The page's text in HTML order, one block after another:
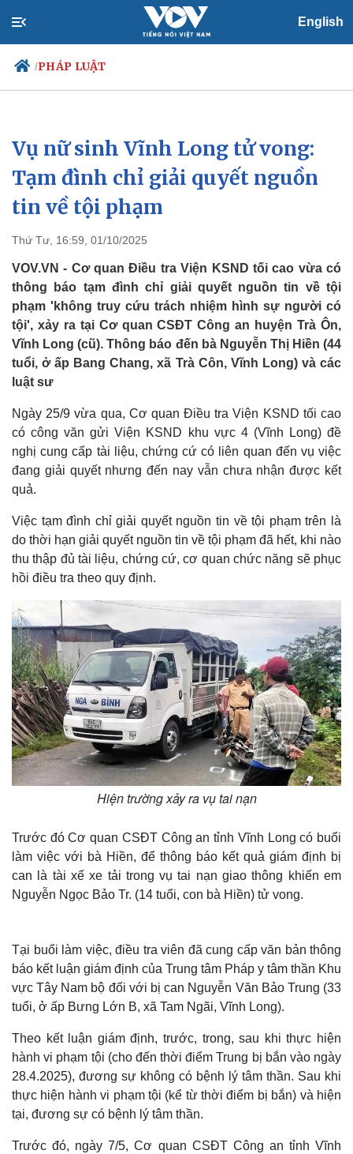
English
/PHÁP LUẬT
Chính trị
Đảng
Tổ chức nhân sự
Quốc hội
Nhận diện sự thật
Xã hội
Dự báo thời tiết
Vụ nữ sinh Vĩnh Long tử vong:
Tạm đình chỉ giải quyết nguồn
tin về tội phạm
Thứ Tư, 16:59, 01/10/2025
VOV.VN - Cơ quan Điều tra Viện KSND tối cao vừa có
thông báo tạm đình chỉ giải quyết nguồn tin về tội
phạm 'không truy cứu trách nhiệm hình sự người có
tội', xảy ra tại Cơ quan CSĐT Công an huyện Trà Ôn,
Vĩnh Long (cũ). Thông báo đến bà Nguyễn Thị Hiền (44
tuổi, ở ấp Bang Chang, xã Trà Côn, Vĩnh Long) và các
luật sư
Ngày 25/9 vừa qua, Cơ quan Điều tra Viện KSND tối cao
có công văn gửi Viện KSND khu vực 4 (Vĩnh Long) đề
nghị cung cấp tài liệu, chứng cứ có liên quan đến vụ việc
đang giải quyết nhưng đến nay vẫn chưa nhận được kết
quả.
Việc tạm đình chỉ giải quyết nguồn tin về tội phạm trên là
do thời hạn giải quyết nguồn tin về tội phạm đã hết, khi nào
thu thập đủ tài liệu, chứng cứ, cơ quan chức năng sẽ phục
hồi điều tra theo quy định.
Hiện trường xảy ra vụ tai nạn
Trước đó Cơ quan CSĐT Công an tỉnh Vĩnh Long có buổi
làm việc với bà Hiền, để thông báo kết quả giám định bị
can là tài xế xe tải trong vụ tai nạn giao thông khiến em
Nguyễn Ngọc Bảo Tr. (14 tuổi, con bà Hiền) tử vong.
Tại buổi làm việc, điều tra viên đã cung cấp văn bản thông
báo kết luận giám định của Trung tâm Pháp y tâm thần Khu
vực Tây Nam bộ đối với bị can Nguyễn Văn Bảo Trung (33
tuổi, ở ấp Bưng Lớn B, xã Tam Ngãi, Vĩnh Long).
Theo kết luận giám định, trước, trong, sau khi thực hiện
hành vi phạm tội (cho đến thời điểm Trung bị bắn vào ngày
28.4.2025), đương sự không có bệnh lý tâm thần. Sau khi
thực hiện hành vi phạm tội (kể từ thời điểm bị bắn) và hiện
tại, đương sự có bệnh lý tâm thần.
Trước đó, ngày 7/5, Cơ quan CSĐT Công an tỉnh Vĩnh